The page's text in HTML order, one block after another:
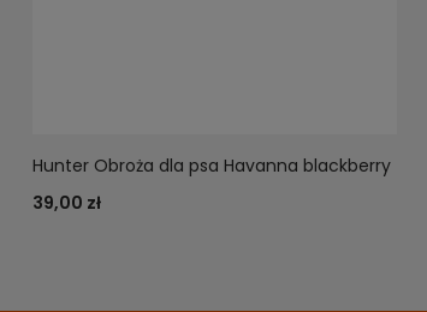
Hunter Obroża dla psa Havanna blackberry
39,00 zł